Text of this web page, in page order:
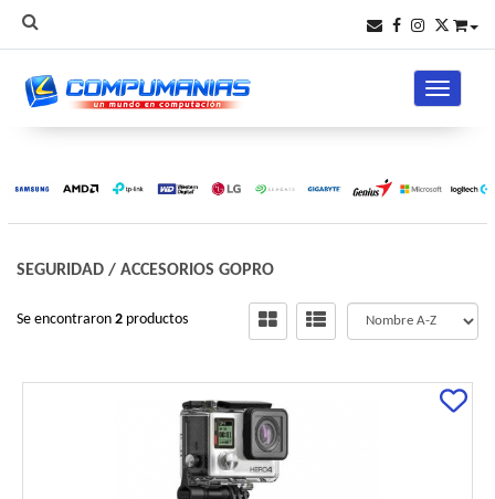
Toggle
SEGURIDAD / ACCESORIOS GOPRO
Se encontraron 2 productos